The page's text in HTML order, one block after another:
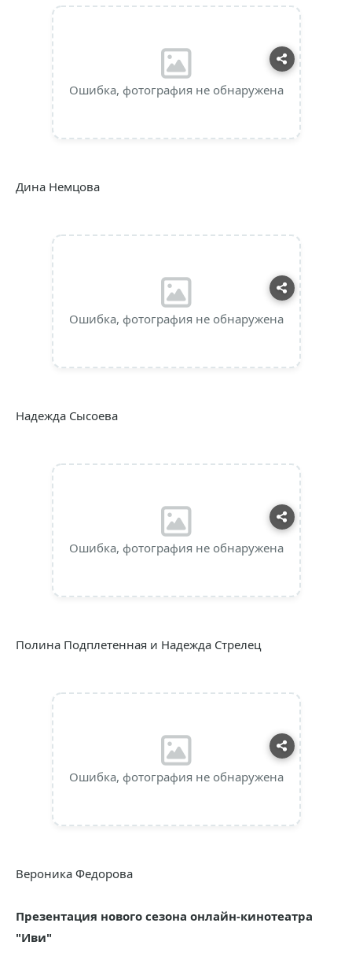
Ошибка, фотография не обнаружена
Дина Немцова
Ошибка, фотография не обнаружена
Надежда Сысоева
Ошибка, фотография не обнаружена
Полина Подплетенная и Надежда Стрелец
Ошибка, фотография не обнаружена
Вероника Федорова
Презентация нового сезона онлайн-кинотеатра
"Иви"